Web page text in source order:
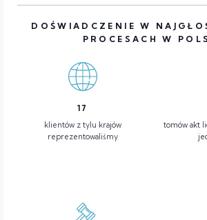
DOŚWIADCZENIE W
PROCESACH W
17
klientów z tylu krajów
reprezentowaliśmy
tomów akt